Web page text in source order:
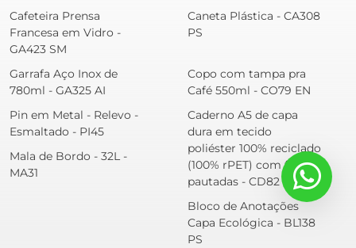
Cafeteira Prensa
Francesa em Vidro -
GA423 SM
Caneta Plástica - CA308
PS
Garrafa Aço Inox de
780ml - GA325 AI
Pin em Metal - Relevo -
Esmaltado - PI45
Mala de Bordo - 32L -
MA31
Copo com tampa pra
Café 550ml - CO79 EN
Caderno A5 de capa
dura em tecido
poliéster 100% reciclado
(100% rPET) com folhas
pautadas - CD82 PS
Bloco de Anotações
Capa Ecológica - BL138
PS